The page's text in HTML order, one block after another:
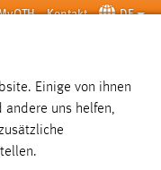
Kontakt DE
SUCHE
Einige von ihnen
uns helfen,